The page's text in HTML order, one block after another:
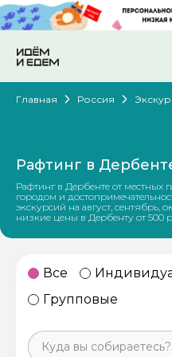
Главная Россия
Рафтинг в
Рафтинг в Дербенте от местных
городом и
экскурсий на август, сентябрь,
низкие цены в Дербенту от 500
Все
Групповые